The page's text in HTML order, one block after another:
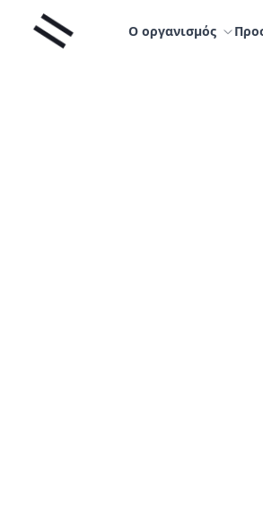
Μετάβαση
περιεχόμενο
Liminal Ο οργανισμός